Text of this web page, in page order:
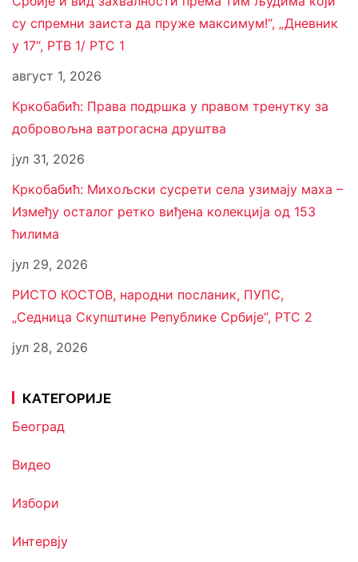
су спремни заиста да пруже максимум!“, „Дневник
у 17“, РТВ 1/ РТС 1
август 1, 2026
Кркобабић: Права подршка у правом тренутку за
добровољна ватрогасна друштва
јул 31, 2026
Кркобабић: Михољски сусрети села узимају маха –
Између осталог ретко виђена колекција од 153
ћилима
јул 29, 2026
РИСТО КОСТОВ, народни посланик, ПУПС,
„Седница Скупштине Републике Србије“, РТС 2
јул 28, 2026
КАТЕГОРИЈЕ
Београд
Видео
Избори
Интервју